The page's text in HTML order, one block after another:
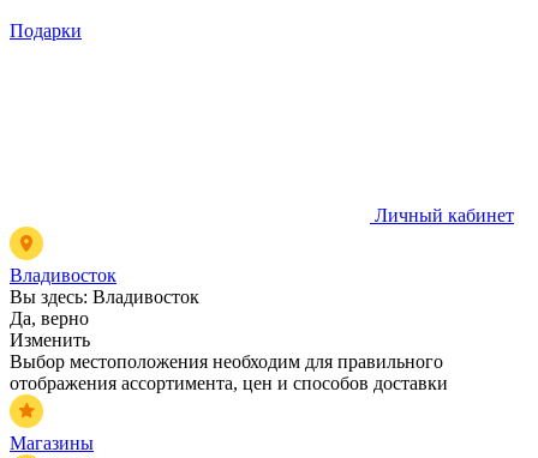
Подарки
Личный кабинет
Владивосток
Вы здесь: Владивосток
Да, верно
Изменить
Выбор местоположения необходим для правильного
отображения ассортимента, цен и способов доставки
Магазины